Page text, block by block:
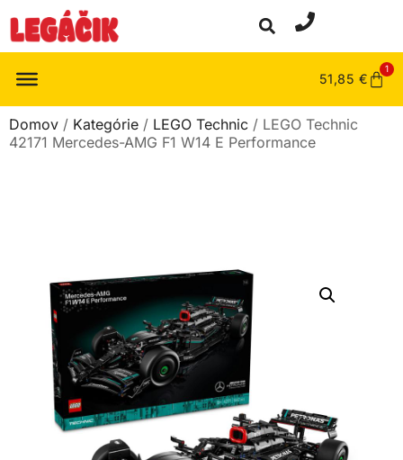
51,85 €
1
Domov / Kategórie / LEGO Technic / LEGO Technic
42171 Mercedes-AMG F1 W14 E Performance